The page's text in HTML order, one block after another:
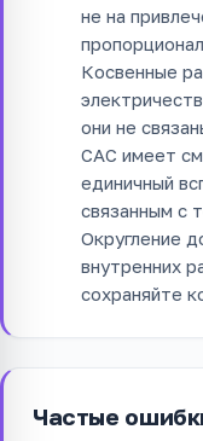
не на
Косвенные
они не
CAC имеет
единичный
связанным с
Округление
внутренних
сохраняйте
Частые